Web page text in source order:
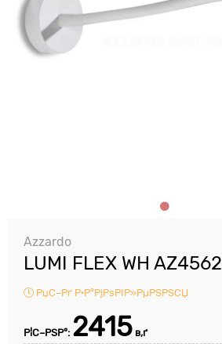
Azzardo
LUMI FLEX WH AZ4562
РџС–Рґ Р·Р°РјРѕРІР»РµРЅРЅСЏ
Р¦С–РЅР°: 2415 в‚ґ